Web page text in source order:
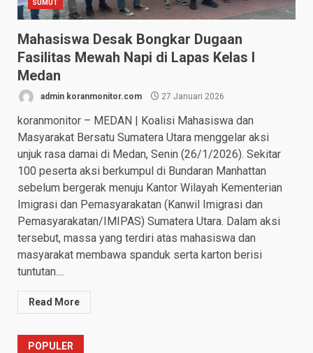
SUMUT
Mahasiswa Desak Bongkar Dugaan
Fasilitas Mewah Napi di Lapas Kelas I
Medan
admin koranmonitor.com 27 Januari 2026
koranmonitor – MEDAN | Koalisi Mahasiswa dan
Masyarakat Bersatu Sumatera Utara menggelar aksi
unjuk rasa damai di Medan, Senin (26/1/2026). Sekitar
100 peserta aksi berkumpul di Bundaran Manhattan
sebelum bergerak menuju Kantor Wilayah Kementerian
Imigrasi dan Pemasyarakatan (Kanwil Imigrasi dan
Pemasyarakatan/IMIPAS) Sumatera Utara. Dalam aksi
tersebut, massa yang terdiri atas mahasiswa dan
masyarakat membawa spanduk serta karton berisi
tuntutan....
Read More
POPULER